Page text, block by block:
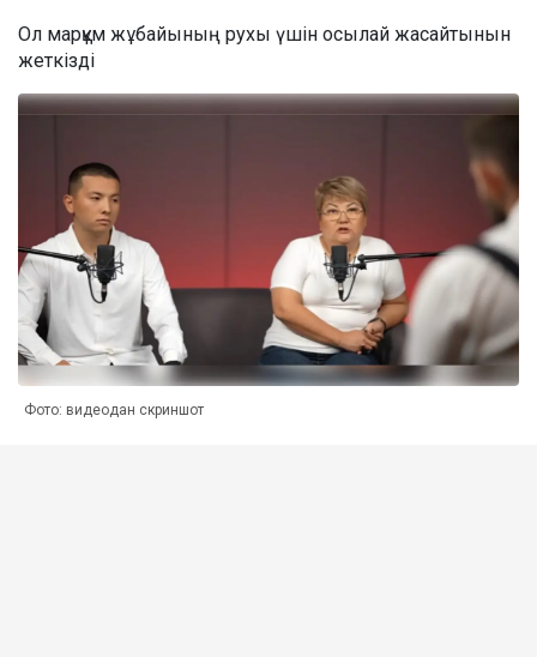
Ол марқұм жұбайының рухы үшін осылай жасайтынын
жеткізді
Фото: видеодан скриншот